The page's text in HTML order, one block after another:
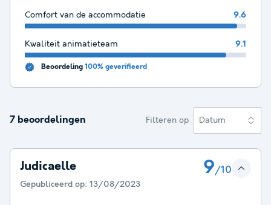
Comfort van de accommodatie 9.6
Kwaliteit animatieteam 9.1
Beoordeling 100% geverifieerd
7 beoordelingen Filteren op Datum
Judicaelle 9/10
Gepubliceerd op: 13/08/2023